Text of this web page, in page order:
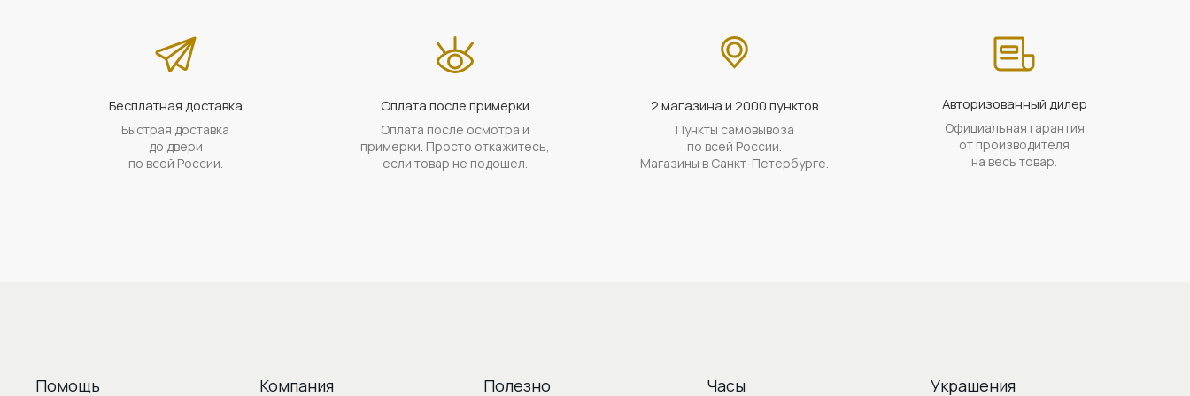
Бесплатная доставка
Быстрая доставка
до двери
по всей России.
Оплата после примерки
Оплата после осмотра и
примерки. Просто откажитесь,
если товар не подошел.
2 магазина и 2000 пунктов
Пункты самовывоза
по всей России.
Магазины в Санкт-Петербурге.
Авторизованный дилер
Официальная гарантия
от производителя
на весь товар.
Помощь Компания Полезно Часы Украшения